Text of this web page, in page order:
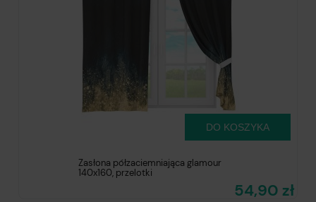
Zasłona półzaciemniająca glamour
140x160, przelotki
54,90 zł
DO KOSZYKA